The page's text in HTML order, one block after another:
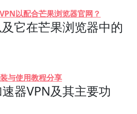
以配合芒果浏览器官网？
它在芒果浏览器中的
与使用教程分享
器VPN及其主要功